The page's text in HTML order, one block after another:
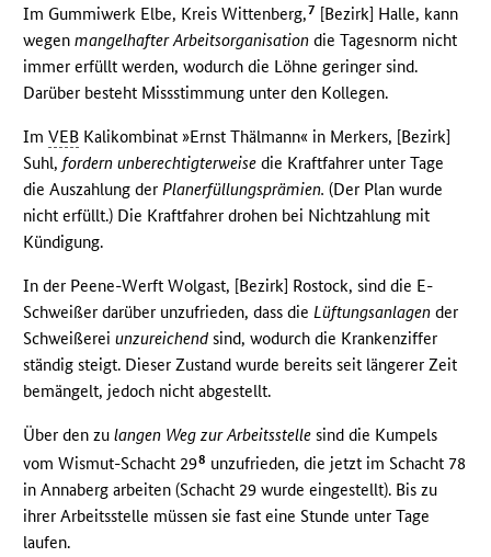
Im Gummiwerk Elbe, Kreis Wittenberg,7 [Bezirk] Halle, kann
wegenmangelhafter Arbeitsorganisation die Tagesnorm nicht
immer erfüllt werden, wodurch die Löhne geringer sind.
Darüber besteht Missstimmung unter den Kollegen.
ImVEB Kalikombinat »Ernst Thälmann« in Merkers, [Bezirk]
Suhl,fordern unberechtigterweise die Kraftfahrer unter Tage
die Auszahlung derPlanerfüllungsprämien. (Der Plan wurde
nicht erfüllt.) Die Kraftfahrer drohen bei Nichtzahlung mit
Kündigung.
In der Peene-Werft Wolgast, [Bezirk] Rostock, sind die E-
Schweißer darüber unzufrieden, dass dieLüftungsanlagen der
Schweißereiunzureichend sind, wodurch die Krankenziffer
ständig steigt. Dieser Zustand wurde bereits seit längerer Zeit
bemängelt, jedoch nicht abgestellt.
Über den zulangen Weg zur Arbeitsstelle sind die Kumpels
vom Wismut-Schacht 298 unzufrieden, die jetzt im Schacht 78
in Annaberg arbeiten (Schacht 29 wurde eingestellt). Bis zu
ihrer Arbeitsstelle müssen sie fast eine Stunde unter Tage
laufen.